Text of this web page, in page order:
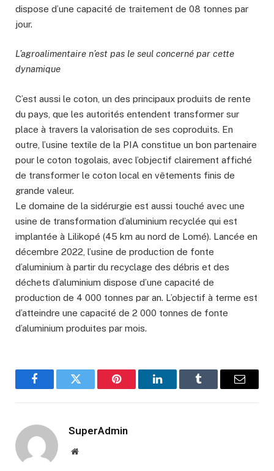
dispose d’une capacité de traitement de 08 tonnes par
jour.
L’agroalimentaire n’est pas le seul concerné par cette
dynamique
C’est aussi le coton, un des principaux produits de rente
du pays, que les autorités entendent transformer sur
place à travers la valorisation de ses coproduits. En
outre, l’usine textile de la PIA constitue un bon partenaire
pour le coton togolais, avec l’objectif clairement affiché
de transformer le coton local en vêtements finis de
grande valeur.
Le domaine de la sidérurgie est aussi touché avec une
usine de transformation d’aluminium recyclée qui est
implantée à Lilikopé (45 km au nord de Lomé). Lancée en
décembre 2022, l’usine de production de fonte
d’aluminium à partir du recyclage des débris et des
déchets d’aluminium dispose d’une capacité de
production de 4 000 tonnes par an. L’objectif à terme est
d’atteindre une capacité de 2 000 tonnes de fonte
d’aluminium produites par mois.
FacebookTwitter Pinterest LinkedInTumblr Email
SuperAdmin
Website